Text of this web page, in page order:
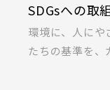
SDGsへの取
環境に、人にや
たちの基準を、